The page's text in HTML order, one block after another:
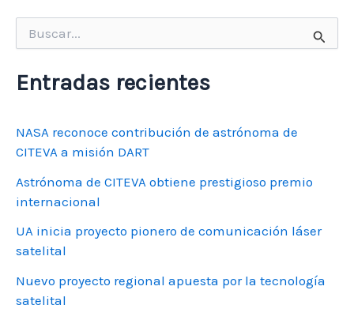
por:
Entradas recientes
NASA reconoce contribución de astrónoma de
CITEVA a misión DART
Astrónoma de CITEVA obtiene prestigioso premio
internacional
UA inicia proyecto pionero de comunicación láser
satelital
Nuevo proyecto regional apuesta por la tecnología
satelital